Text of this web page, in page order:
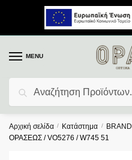
MENU
Αναζήτηση
Αρχική σελίδα / Κατάστημα / BRAND
ΟΡΑΣΕΩΣ / VO5276 / W745 51